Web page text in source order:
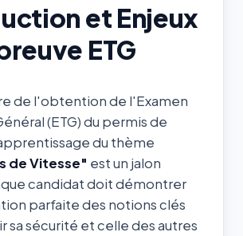
et Enjeux
ETG
de l'obtention de l'Examen
(ETG) du permis de
du thème
de Vitesse" est un jalon
candidat doit démontrer
parfaite des notions clés
sa sécurité et celle des autres